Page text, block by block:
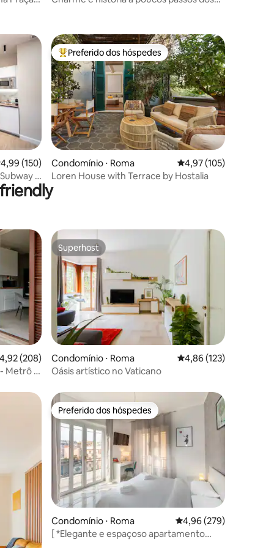
hóspedes
de uma avaliação média de 5, 150 avaliações
4,99 (150)
-
Entre os melhores preferidos dos hóspedes
Preferido dos hóspedes
Condomínio ⋅ Roma 4,97 de uma avaliação
4,97 (105)
Loren House with Terrace by Hostalia
de uma avaliação média de 5, 208 avaliações
4,92 (208)
Metrô C
Superhost
Superhost
Condomínio ⋅ Roma 4,86 de uma avaliação
4,86 (123)
Oásis artístico no Vaticano
hóspedes Preferido dos hóspedes
Preferido dos hóspedes
Condomínio ⋅ Roma 4,96 de uma avaliação
4,96 (279)
[ *Elegante e espaçoso apartamento